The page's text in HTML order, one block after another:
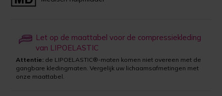
Let op de maattabel voor de compressiekleding
van LIPOELASTIC
Attentie: de LIPOELASTIC®-maten komen niet overeen met de
gangbare kledingmaten. Vergelijk uw lichaamsafmetingen met
onze maattabel.